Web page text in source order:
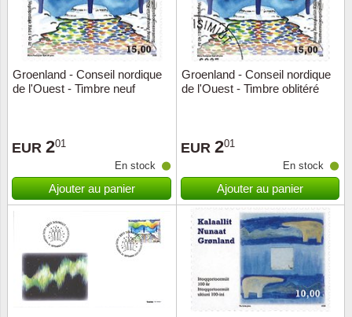
Groenland - Conseil nordique
de l'Ouest - Timbre neuf
EUR 201
En stock
Ajouter au panier
Groenland - Conseil nordique
de l'Ouest - Timbre oblitéré
EUR 201
En stock
Ajouter au panier